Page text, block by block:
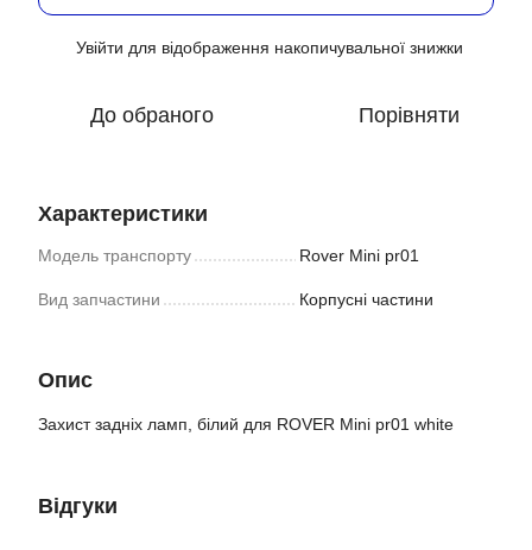
Увійти для відображення накопичувальної знижки
До обраного Порівняти
Характеристики
Модель транспорту Rover Mini pr01
Вид запчастини Корпусні частини
Опис
Захист задніх ламп, білий для ROVER Mini pr01 white
Відгуки